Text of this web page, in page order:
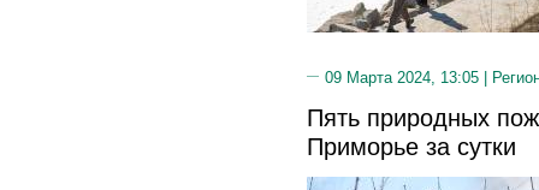
09 Марта 2024, 13:05 |
Пять природных
Приморье за сутки